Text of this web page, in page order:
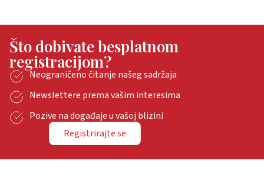
Što dobivate besplatnom
registracijom?
Neograničeno čitanje našeg sadržaja
Newslettere prema vašim interesima
Pozive na događaje u vašoj blizini
Registrirajte se